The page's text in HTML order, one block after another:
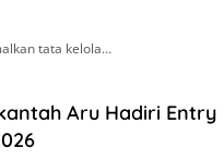
tata kelola…
Aru Hadiri Entry